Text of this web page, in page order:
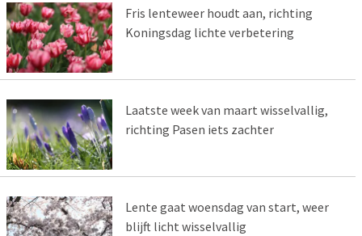
Fris lenteweer houdt aan, richting
Koningsdag lichte verbetering
Laatste week van maart wisselvallig,
richting Pasen iets zachter
Lente gaat woensdag van start, weer
blijft licht wisselvallig